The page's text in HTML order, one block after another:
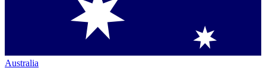
Australia